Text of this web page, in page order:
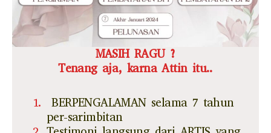
MASIH RAGU ?
Tenang aja, karna Attin itu..
BERPENGALAMAN selama 7 tahun
per-sarimbitan